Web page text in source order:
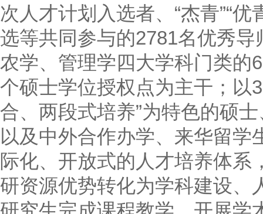
次人才计划入选者、“杰青”“优
选等共同参与的2781名优秀
农学、管理学四大学科门类的
个硕士学位授权点为主干；以
合、两段式培养”为特色的硕
以及中外合作办学、来华留
际化、开放式的人才培养体
研资源优势转化为学科建设、